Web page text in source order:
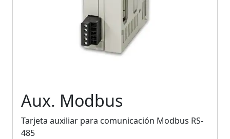
Aux. Modbus
Tarjeta auxiliar para comunicación Modbus RS-
485